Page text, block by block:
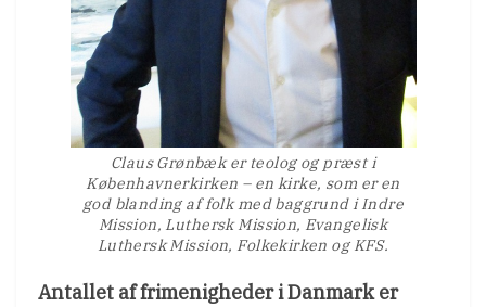
Claus Grønbæk er teolog og præst i
Københavnerkirken – en kirke, som er en
god blanding af folk med baggrund i Indre
Mission, Luthersk Mission, Evangelisk
Luthersk Mission, Folkekirken og KFS.
Antallet af frimenigheder i Danmark er